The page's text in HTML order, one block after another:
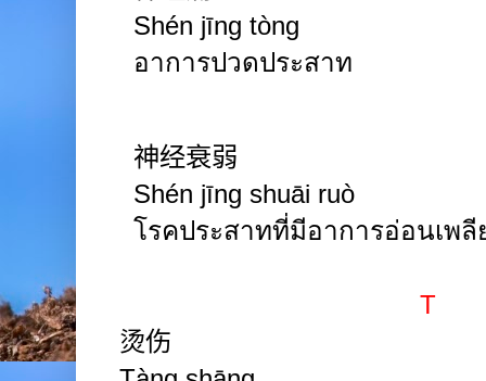
Shén jīng tòng
อาการปวดประสาท
神经衰弱
Shén jīng shuāi ruò
โรคประสาทที่มีอาการอ่อนเพลี
T
烫伤